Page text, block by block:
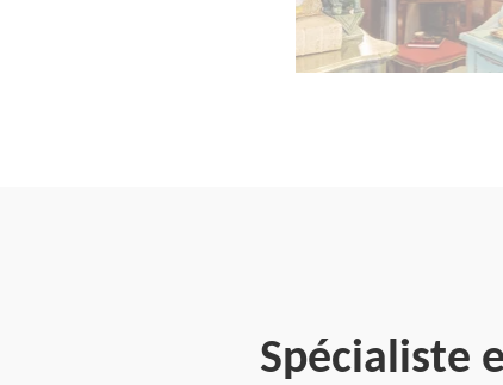
Spécialiste